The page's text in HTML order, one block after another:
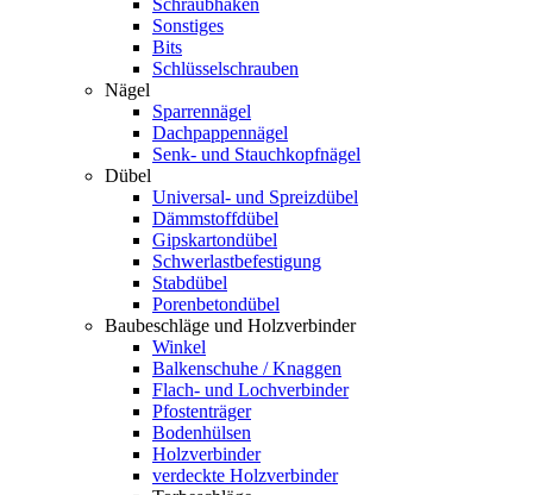
Schraubhaken
Sonstiges
Bits
Schlüsselschrauben
Nägel
Sparrennägel
Dachpappennägel
Senk- und Stauchkopfnägel
Dübel
Universal- und Spreizdübel
Dämmstoffdübel
Gipskartondübel
Schwerlastbefestigung
Stabdübel
Porenbetondübel
Baubeschläge und Holzverbinder
Winkel
Balkenschuhe / Knaggen
Flach- und Lochverbinder
Pfostenträger
Bodenhülsen
Holzverbinder
verdeckte Holzverbinder